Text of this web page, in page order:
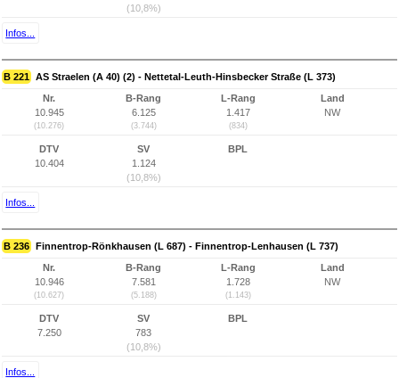
(10,8%)
Infos...
B 221 AS Straelen (A 40) (2) - Nettetal-Leuth-Hinsbecker Straße (L 373)
Nr.
10.945
(10.276)
B-Rang
6.125
(3.744)
L-Rang
1.417
(834)
Land
NW
DTV
10.404
SV
1.124
(10,8%)
BPL
Infos...
B 236 Finnentrop-Rönkhausen (L 687) - Finnentrop-Lenhausen (L 737)
Nr.
10.946
(10.627)
B-Rang
7.581
(5.188)
L-Rang
1.728
(1.143)
Land
NW
DTV
7.250
SV
783
(10,8%)
BPL
Infos...